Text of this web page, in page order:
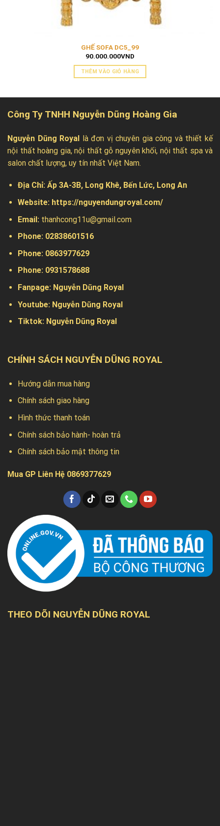
GHẾ SOFA DC5_99
90.000.000VND
THÊM VÀO GIỎ HÀNG
Công Ty TNHH Nguyễn Dũng Hoàng Gia
Nguyễn Dũng Royal là đơn vị chuyên gia công và thiết kế
nội thất hoàng gia, nội thất gỗ nguyên khối, nội thất spa và
salon chất lượng, uy tín nhất Việt Nam.
Địa Chỉ: Ấp 3A-3B, Long Khê, Bến Lức, Long An
Website: https://nguyendungroyal.com/
Email: thanhcong11u@gmail.com
Phone: 02838601516
Phone: 0863977629
Phone: 0931578688
Fanpage: Nguyễn Dũng Royal
Youtube: Nguyễn Dũng Royal
Tiktok: Nguyễn Dũng Royal
CHÍNH SÁCH NGUYỄN DŨNG ROYAL
Hướng dẫn mua hàng
Chính sách giao hàng
Hình thức thanh toán
Chính sách bảo hành- hoàn trả
Chính sách bảo mật thông tin
Mua GP Liên Hệ 0869377629
THEO DÕI NGUYỄN DŨNG ROYAL